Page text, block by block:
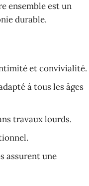
ensemble est un
durable.
et convivialité.
à tous les âges
travaux lourds.
assurent une